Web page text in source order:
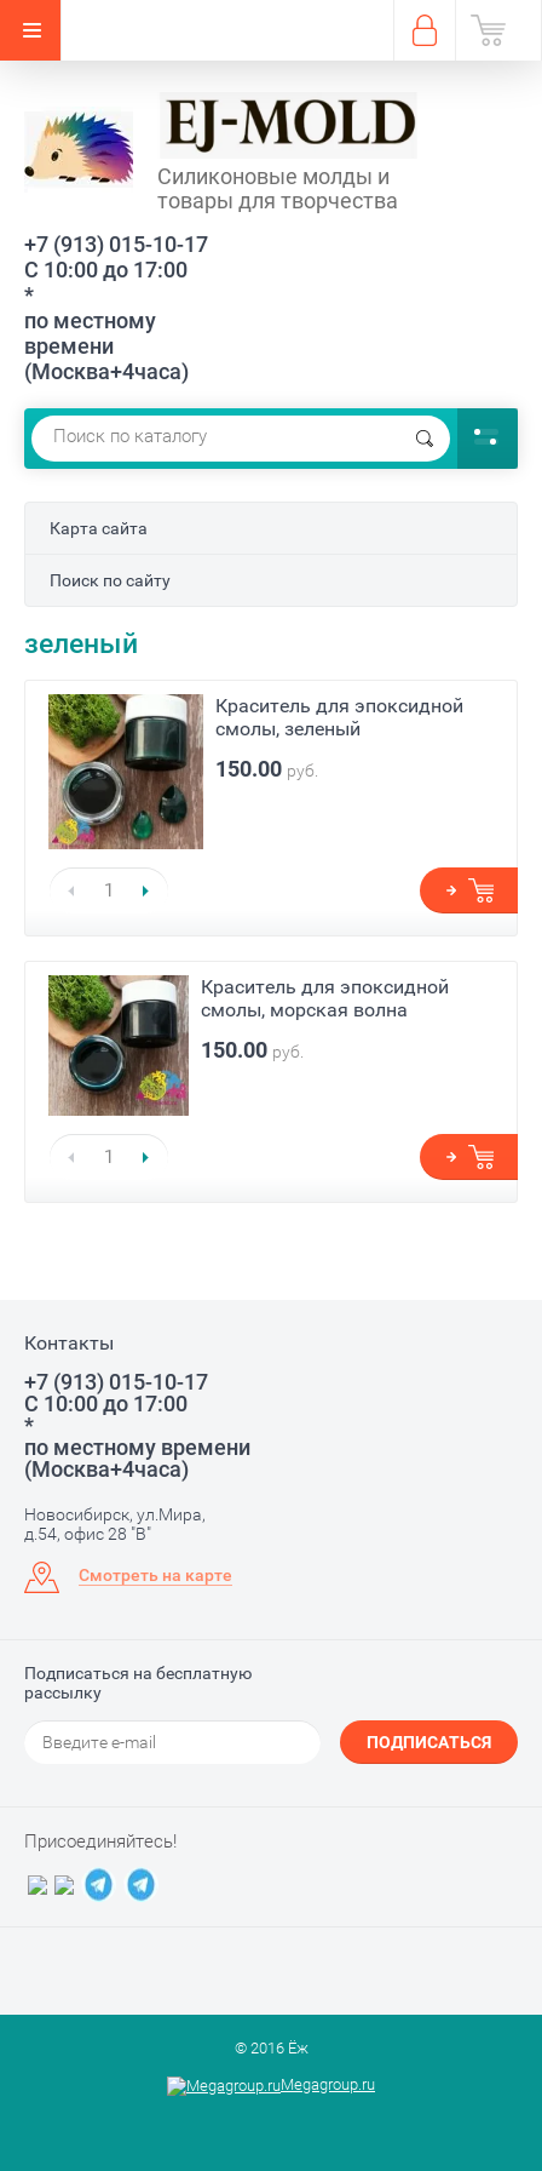
Силиконовые молды и
товары для творчества
+7 (913) 015-10-17
С 10:00 до 17:00
*
по местному
времени
(Москва+4часа)
Карта сайта
Поиск по сайту
зеленый
Краситель для эпоксидной
смолы, зеленый
150.00 руб.
Краситель для эпоксидной
смолы, морская волна
150.00 руб.
Контакты
+7 (913) 015-10-17
С 10:00 до 17:00
*
по местному времени
(Москва+4часа)
Новосибирск, ул.Мира,
д.54, офис 28 "В"
Смотреть на карте
Подписаться на бесплатную
рассылку
ПОДПИСАТЬСЯ
Присоединяйтесь!
© 2016 Ёж
Megagroup.ru